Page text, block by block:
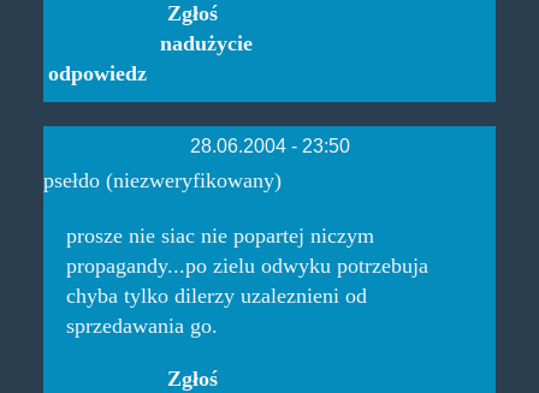
odpowiedz
Zgłoś
nadużycie
28.06.2004 - 23:50
psełdo (niezweryfikowany)
prosze nie siac nie popartej niczym
propagandy...po zielu odwyku potrzebuja
chyba tylko dilerzy uzaleznieni od
sprzedawania go.
Zgłoś